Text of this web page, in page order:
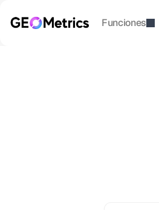
Funciones